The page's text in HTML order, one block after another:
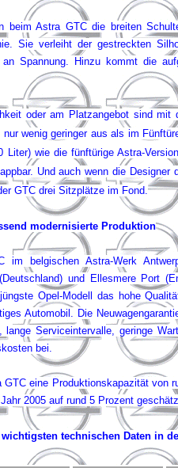
beim Astra GTC die breiten
Sie verleiht der gestreckten
Spannung. Hinzu kommt die
oder am Platzangebot sind
wenig geringer aus als im
Liter) wie die fünftürige Astra-
Und auch wenn die
GTC drei Sitzplätze im Fond.
modernisierte Produktion
im belgischen Astra-Werk
und Ellesmere Port
Opel-Modell das hohe
Automobil. Die
Service­intervalle, geringe
bei.
eine Produktionskapazität von
2005 auf rund 5 Prozent
wichtigsten technischen Daten in